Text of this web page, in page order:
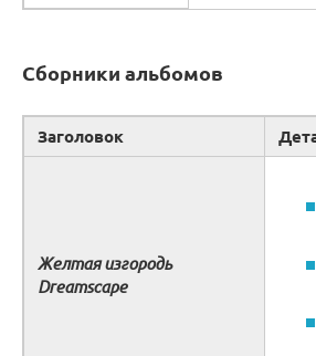
Сборники альбомов
Заголовок
Желтая изгородь
Dreamscape